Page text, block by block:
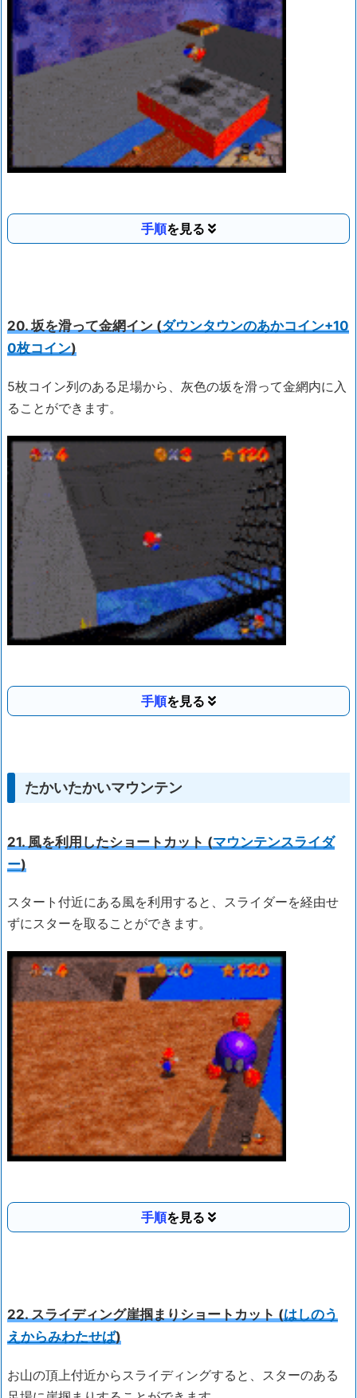
手順
20. 坂を滑って金網イン (ダウンタウンのあかコイン+10
0枚コイン)
5枚コイン列のある足場から、灰色の坂を滑って金網内に入
ることができます。
手順
たかいたかいマウンテン
21. 風を利用したショートカット (マウンテンスライダ
ー)
スタート付近にある風を利用すると、スライダーを経由せ
ずにスターを取ることができます。
手順
22. スライディング崖掴まりショートカット (はしのう
えからみわたせば)
お山の頂上付近からスライディングすると、スターのある